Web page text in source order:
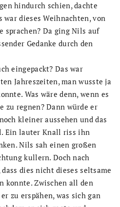
hindurch schien, dachte
dieses Weihnachten, von
sprachen? Da ging Nils auf
Gedanke durch den
eingepackt? Das war
Jahreszeiten, man wusste ja
Was wäre denn, wenn es
zu regnen? Dann würde er
kleiner aussehen und das
Ein lauter Knall riss ihn
Nils sah einen großen
kullern. Doch nach
dies nicht dieses seltsame
konnte. Zwischen all den
zu erspähen, was sich gan